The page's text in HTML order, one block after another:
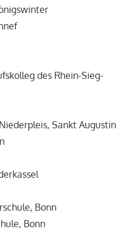
des Rhein-Sieg-
Sankt Augustin
Bonn
Bonn